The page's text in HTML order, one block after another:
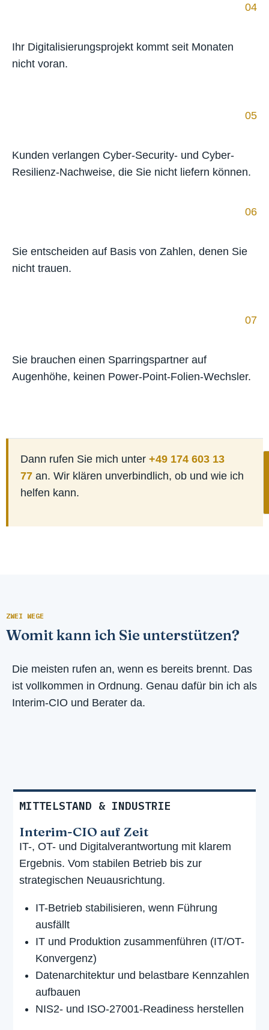
04
Ihr Digitalisierungsprojekt kommt seit Monaten
nicht voran.
05
Kunden verlangen Cyber-Security- und Cyber-
Resilienz-Nachweise, die Sie nicht liefern können.
06
Sie entscheiden auf Basis von Zahlen, denen Sie
nicht trauen.
07
Sie brauchen einen Sparringspartner auf
Augenhöhe, keinen Power-Point-Folien-Wechsler.
Dann rufen Sie mich unter +49 174 603 13
77 an. Wir klären unverbindlich, ob und wie ich
helfen kann.
ZWEI WEGE
Womit kann ich Sie unterstützen?
Die meisten rufen an, wenn es bereits brennt. Das
ist vollkommen in Ordnung. Genau dafür bin ich als
Interim-CIO und Berater da.
MITTELSTAND & INDUSTRIE
Interim-CIO auf Zeit
IT-, OT- und Digitalverantwortung mit klarem
Ergebnis. Vom stabilen Betrieb bis zur
strategischen Neuausrichtung.
IT-Betrieb stabilisieren, wenn Führung
ausfällt
IT und Produktion zusammenführen (IT/OT-
Konvergenz)
Datenarchitektur und belastbare Kennzahlen
aufbauen
NIS2- und ISO-27001-Readiness herstellen